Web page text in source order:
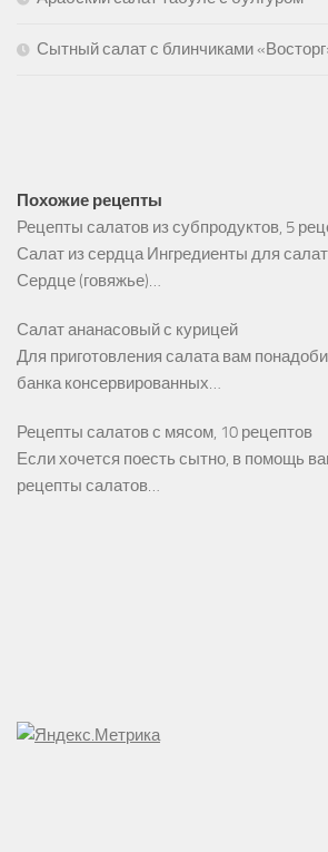
Сытный салат с блинчиками
Похожие рецепты
Рецепты салатов из субпродуктов, 5
Салат из сердца Ингредиенты для
Сердце (говяжье)…
Салат ананасовый с курицей
Для приготовления салата вам
банка консервированных…
Рецепты салатов с мясом, 10 рецептов
Если хочется поесть сытно, в помощь
рецепты салатов…